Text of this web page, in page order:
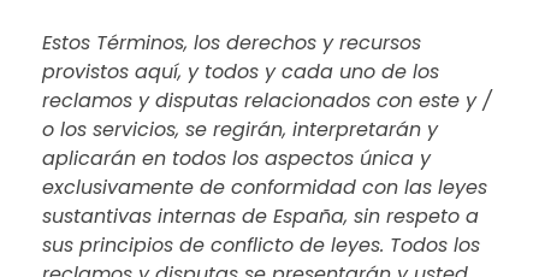
Estos Términos, los derechos y recursos
provistos aquí, y todos y cada uno de los
reclamos y disputas relacionados con este y /
o los servicios, se regirán, interpretarán y
aplicarán en todos los aspectos única y
exclusivamente de conformidad con las leyes
sustantivas internas de España, sin respeto a
sus principios de conflicto de leyes. Todos los